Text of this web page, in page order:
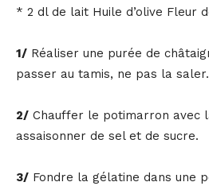
* 2 dl de lait Huile d’olive Fleur
1/ Réaliser une purée de
passer au tamis, ne pas la saler.
2/ Chauffer le potimarron avec
assaisonner de sel et de sucre.
3/ Fondre la gélatine dans une